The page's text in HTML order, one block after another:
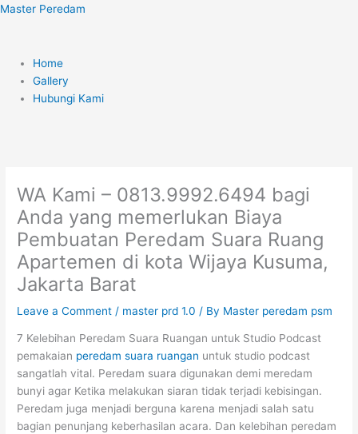
Skip
Master Peredam
Menu
Home
Gallery
Hubungi Kami
WA Kami – 0813.9992.6494 bagi
Anda yang memerlukan Biaya
Pembuatan Peredam Suara Ruang
Apartemen di kota Wijaya Kusuma,
Jakarta Barat
Leave a Comment / master prd 1.0 / By Master peredam psm
7 Kelebihan Peredam Suara Ruangan untuk Studio Podcast
pemakaian peredam suara ruangan untuk studio podcast
sangatlah vital. Peredam suara digunakan demi meredam
bunyi agar Ketika melakukan siaran tidak terjadi kebisingan.
Peredam juga menjadi berguna karena menjadi salah satu
bagian penunjang keberhasilan acara. Dan kelebihan peredam